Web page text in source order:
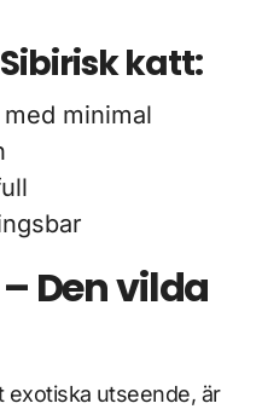
katt:
minimal
Den vilda
exotiska utseende, är